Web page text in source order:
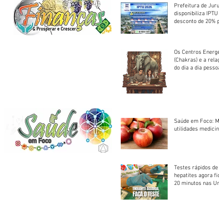
Prefeitura de
disponibiliza
desconto de 20%
Os Centros
(Chakras) e a
do dia a dia
Saúde em Foco:
utilidades
Testes rápidos
hepatites agora
20 minutos nas